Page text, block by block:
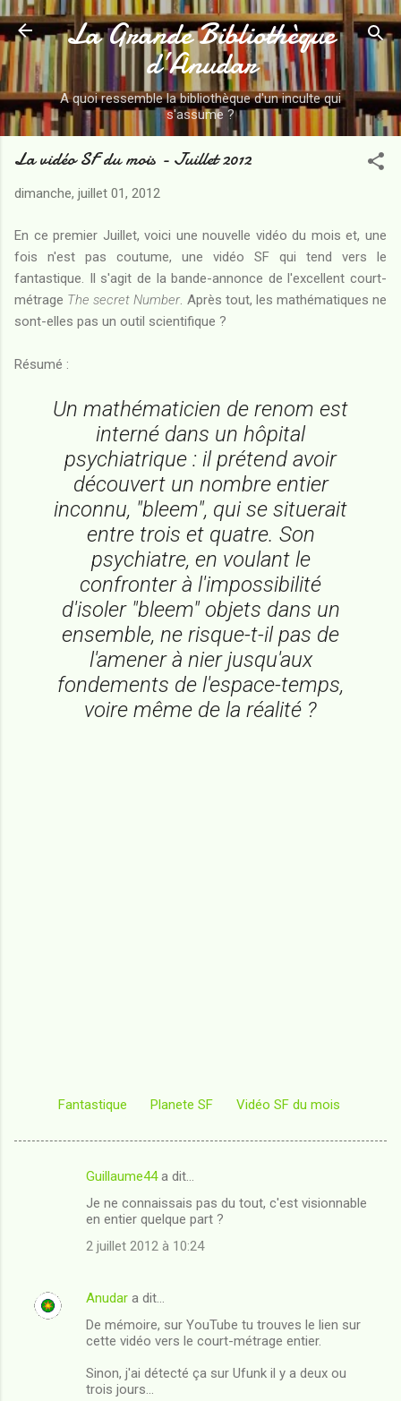
Accéder au contenu principal
La Grande Bibliothèque
d’Anudar
A quoi ressemble la bibliothèque d'un inculte qui
s'assume ?
La vidéo SF du mois - Juillet 2012
dimanche, juillet 01, 2012
En ce premier Juillet, voici une nouvelle vidéo du mois et, une
fois n'est pas coutume, une vidéo SF qui tend vers le
fantastique. Il s'agit de la bande-annonce de l'excellent court-
métrage The secret Number. Après tout, les mathématiques ne
sont-elles pas un outil scientifique ?
Résumé :
Un mathématicien de renom est
interné dans un hôpital
psychiatrique : il prétend avoir
découvert un nombre entier
inconnu, "bleem", qui se situerait
entre trois et quatre. Son
psychiatre, en voulant le
confronter à l'impossibilité
d'isoler "bleem" objets dans un
ensemble, ne risque-t-il pas de
l'amener à nier jusqu'aux
fondements de l'espace-temps,
voire même de la réalité ?
Fantastique Planete SF Vidéo SF du mois
n
Guillaume44a dit…
Je ne connaissais pas du tout, c'est visionnable
en entier quelque part ?
2 juillet 2012 à 10:24
Anudar a dit…
De mémoire, sur YouTube tu trouves le lien sur
cette vidéo vers le court-métrage entier.
Sinon, j'ai détecté ça sur Ufunk il y a deux ou
trois jours...